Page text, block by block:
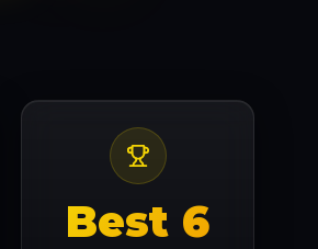
Best 6